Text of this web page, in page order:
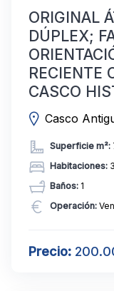
ORIGINAL
DÚPLEX;
RECIENTE
CASCO
Casco
Superficie m²:
Habitaciones: 3
Baños: 1
Operación:
Precio: